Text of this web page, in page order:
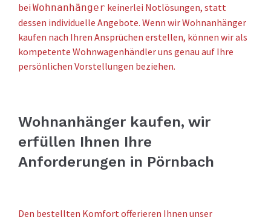
bei Wohnanhänger keinerlei Notlösungen, statt
dessen individuelle Angebote. Wenn wir Wohnanhänger
kaufen nach Ihren Ansprüchen erstellen, können wir als
kompetente Wohnwagenhändler uns genau auf Ihre
persönlichen Vorstellungen beziehen.
Wohnanhänger kaufen, wir
erfüllen Ihnen Ihre
Anforderungen in Pörnbach
Den bestellten Komfort offerieren Ihnen unser